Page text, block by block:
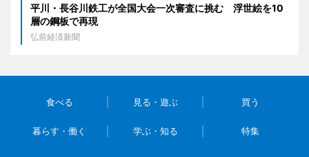
平川・長谷川鉄工が全国大会一次審査に挑む 浮世絵を10
層の鋼板で再現
弘前経済新聞
食べる 見る・遊ぶ 買う
暮らす・働く 学ぶ・知る 特集